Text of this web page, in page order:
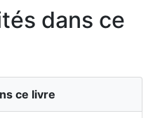
dans ce
ce livre